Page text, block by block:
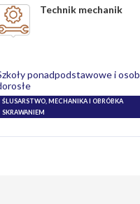
Technik mechanik
ponadpodstawowe i
ŚLUSARSTWO, MECHANIKA I OBRÓBKA
SKRAWANIEM